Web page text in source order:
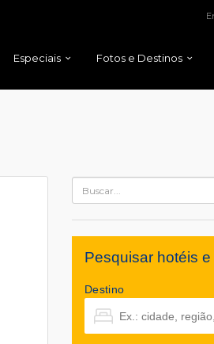
Especiais Fotos e Destinos
Pesquisar hotéis e
Destino